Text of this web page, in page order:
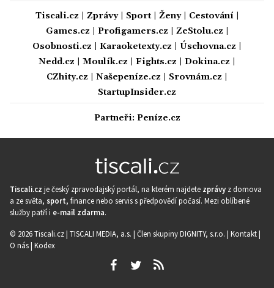
Tiscali.cz Zprávy| Sport| Ženy| Cestování|
Games.cz
Profigamers.cz ZeStolu.cz
Osobnosti.cz
Karaoketexty.cz Úschovna.cz
Nedd.cz
Moulík.cz Fights.cz Dokina.cz
CZhity.cz
Našepeníze.cz Srovnám.cz
StartupInsider.cz
Partneři: Peníze.cz
Tiscali.cz je český zpravodajský portál, na kterém najdete zprávy z domova
a ze světa, sport, finance nebo servis s předpovědí počasí. Mezi oblíbené
služby patří i e-mail zdarma.
© 2026 Tiscali.cz | TISCALI MEDIA, a.s. | Člen skupiny DIGNITY, s.r.o. | Kontakt|
O nás| Kodex